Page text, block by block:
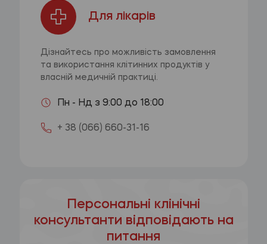
Для лікарів
Дізнайтесь про можливість замовлення
та використання клітинних продуктів у
власній медичній практиці.
Пн - Нд з 9:00 до 18:00
+ 38 (066) 660-31-16
Персональні клінічні
консультанти відповідають на
питання